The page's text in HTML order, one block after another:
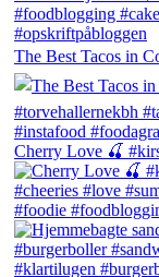
The Best Tacos in
Cherry Love 🍒